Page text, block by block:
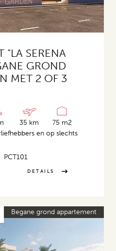
“LA SERENA
GROND
MET 2 OF 3
35 km
75 m2
en op slechts
PCT101
DETAILS
Begane grond appartement